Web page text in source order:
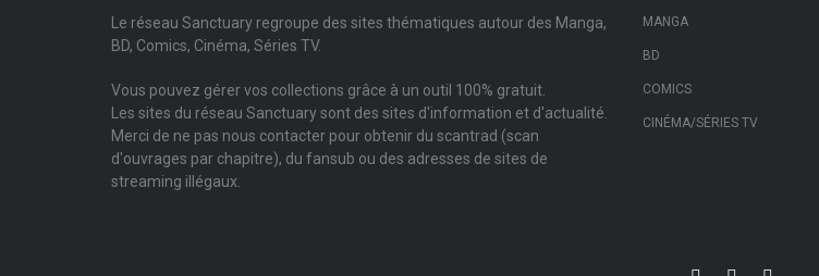
Le réseau Sanctuary regroupe des sites thématiques autour des Manga,
BD, Comics, Cinéma, Séries TV.
Vous pouvez gérer vos collections grâce à un outil 100% gratuit.
Les sites du réseau Sanctuary sont des sites d'information et d'actualité.
Merci de ne pas nous contacter pour obtenir du scantrad (scan
d'ouvrages par chapitre), du fansub ou des adresses de sites de
streaming illégaux.
MANGA
BD
COMICS
CINÉMA/SÉRIES TV